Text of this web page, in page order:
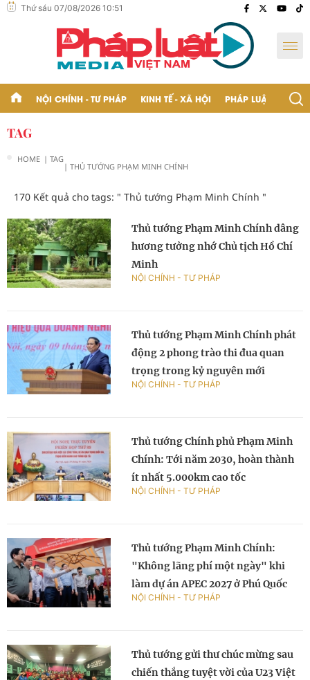
Thứ sáu 07/08/2026 10:51
NỘI CHÍNH - TƯ PHÁP KINH TẾ - XÃ HỘI PHÁP LUẬT - BẠN
TAG
HOME | TAG
| THỦ TƯỚNG PHẠM MINH CHÍNH
170 Kết quả cho tags: " Thủ tướng Phạm Minh Chính "
Thủ tướng Phạm Minh Chính dâng
hương tưởng nhớ Chủ tịch Hồ Chí
Minh
NỘI CHÍNH - TƯ PHÁP
Thủ tướng Phạm Minh Chính phát
động 2 phong trào thi đua quan
trọng trong kỷ nguyên mới
NỘI CHÍNH - TƯ PHÁP
Thủ tướng Chính phủ Phạm Minh
Chính: Tới năm 2030, hoàn thành
ít nhất 5.000km cao tốc
NỘI CHÍNH - TƯ PHÁP
Thủ tướng Phạm Minh Chính:
"Không lãng phí một ngày" khi
làm dự án APEC 2027 ở Phú Quốc
NỘI CHÍNH - TƯ PHÁP
Thủ tướng gửi thư chúc mừng sau
chiến thắng tuyệt vời của U23 Việt